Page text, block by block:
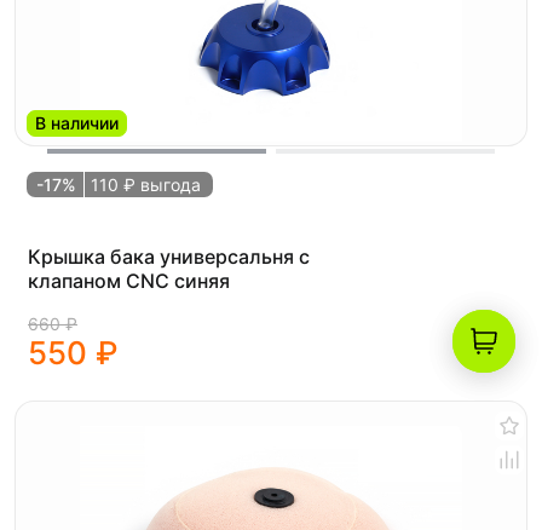
В наличии
-17% 110 ₽ выгода
Крышка бака универсальня с
клапаном CNC синяя
660 ₽
550 ₽